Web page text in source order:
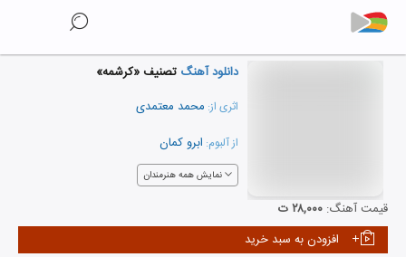
دانلود آهنگ تصنیف «کرشمه»
اثری از: محمد معتمدی
از آلبوم: ابرو کمان
نمایش همه هنرمندان
قیمت آهنگ: ۲۸,۰۰۰ ت
افزودن به سبد خرید